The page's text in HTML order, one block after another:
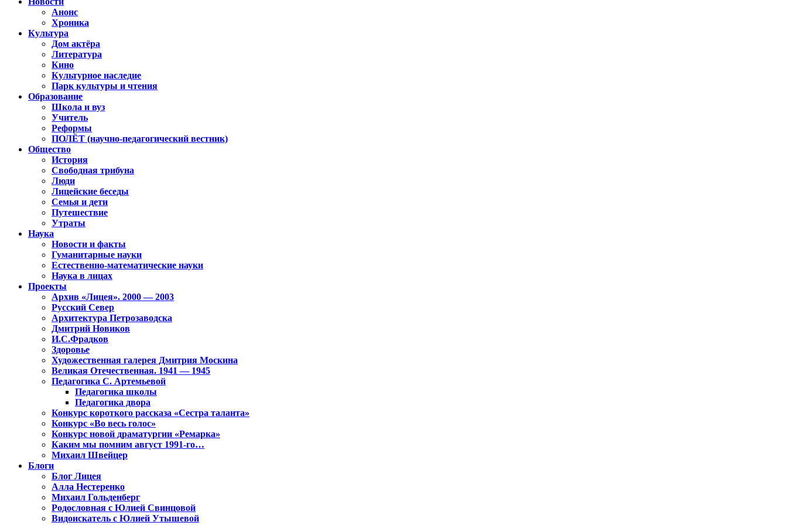
Анонс
Хроника
Культура
Дом актёра
Литература
Кино
Культурное наследие
Парк культуры и чтения
Образование
Школа и вуз
Учитель
Реформы
ПОЛЁТ (научно-педагогический вестник)
Общество
История
Свободная трибуна
Люди
Лицейские беседы
Семья и дети
Путешествие
Утраты
Наука
Новости и факты
Гуманитарные науки
Естественно-математические науки
Наука в лицах
Проекты
Архив «Лицея». 2000 — 2003
Русский Север
Архитектура Петрозаводска
Дмитрий Новиков
И.С.Фрадков
Здоровье
Художественная галерея Дмитрия Москина
Великая Отечественная. 1941 — 1945
Педагогика С. Артемьевой
Педагогика школы
Педагогика двора
Конкурс короткого рассказа «Сестра таланта»
Конкурс «Во весь голос»
Конкурс новой драматургии «Ремарка»
Каким мы помним август 1991-го…
Михаил Швейцер
Блоги
Блог Лицея
Алла Нестеренко
Михаил Гольденберг
Родословная с Юлией Свинцовой
Видоискатель с Юлией Утышевой